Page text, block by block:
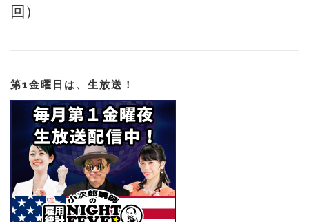
回）
第1金曜日は、生放送！